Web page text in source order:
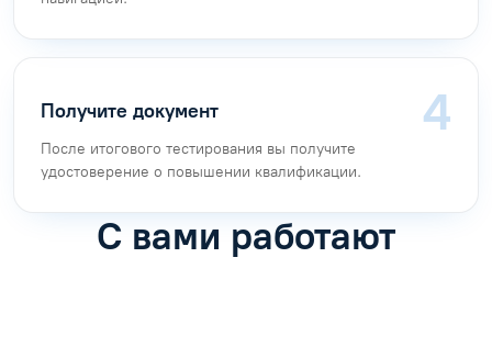
Получите документ
После итогового тестирования вы получите
удостоверение о повышении квалификации.
С вами работают